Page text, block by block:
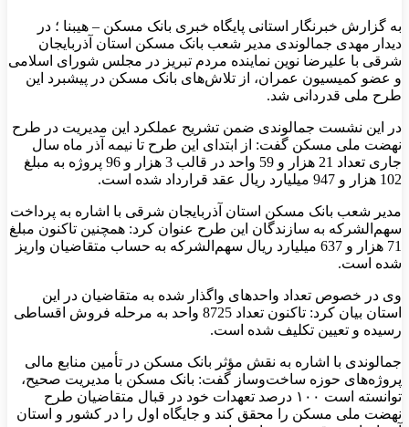
به گزارش خبرنگار استانی پایگاه خبری بانک مسکن – هیبنا ؛ در
دیدار مهدی جمالوندی مدیر شعب بانک مسکن استان آذربایجان
شرقی با علیرضا نوین نماینده مردم تبریز در مجلس شورای اسلامی
و عضو کمیسیون عمران، از تلاش‌های بانک مسکن در پیشبرد این
طرح ملی قدردانی شد.
در این نشست جمالوندی ضمن تشریح عملکرد این مدیریت در طرح
نهضت ملی مسکن گفت: از ابتدای این طرح تا نیمه آذر ماه سال
جاری تعداد 21 هزار و 59 واحد در قالب 3 هزار و 96 پروژه به مبلغ
102 هزار و 947 میلیارد ریال عقد قرارداد شده است.
مدیر شعب بانک مسکن استان آذربایجان شرقی با اشاره به پرداخت
سهم‌الشرکه به سازندگان این طرح عنوان کرد: همچنین تاکنون مبلغ
71 هزار و 637 میلیارد ریال سهم‌الشرکه به حساب متقاضیان واریز
شده است.
وی در خصوص تعداد واحدهای واگذار شده به متقاضیان در این
استان بیان کرد: تاکنون تعداد 8725 واحد به مرحله فروش اقساطی
رسیده و تعیین تکلیف شده است.
جمالوندی با اشاره به نقش مؤثر بانک مسکن در تأمین منابع مالی
پروژه‌های حوزه ساخت‌وساز گفت: بانک مسکن با مدیریت صحیح،
توانسته است ۱۰۰ درصد تعهدات خود در قبال متقاضیان طرح
نهضت ملی مسکن را محقق کند و جایگاه اول را در کشور و استان